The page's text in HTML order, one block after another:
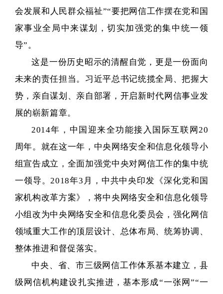
会发展和人民群众福祉”“要把网信工作摆在党和国
家事业全局中来谋划，切实加强党的集中统一领
导”。
这是一份历史昭示的清醒自觉，更是一份面向
未来的责任担当。习近平总书记统揽全局、把握大
势，亲自谋划、亲自部署，开启新时代网信事业发
展的崭新篇章。
2014年，中国迎来全功能接入国际互联网20
周年。就在这一年，中央网络安全和信息化领导小
组宣告成立，全面加强党中央对网信工作的集中统
一领导。2018年3月，中共中央印发《深化党和国
家机构改革方案》，将中央网络安全和信息化领导
小组改为中央网络安全和信息化委员会，强化网信
领域重大工作的顶层设计、总体布局、统筹协调、
整体推进和督促落实。
中央、省、市三级网信工作体系基本建立，县
级网信机构建设扎实推进，基本形成“一张网”“一